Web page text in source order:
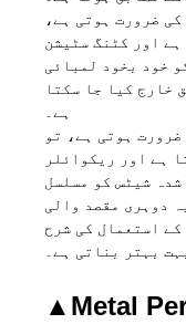
ضرورت ہوتی ہے،
اور کٹنگ سٹیشن
خود بخود لمبائی
خارج کیا جا سکتا
ہے۔
ہوتی ہے، تو
ہے اور ریکوائلر
شیٹس کو مسلسل
دوہری مقصد والی
استعمال کی شرح
بہتر بناتی ہے۔
▲ Metal